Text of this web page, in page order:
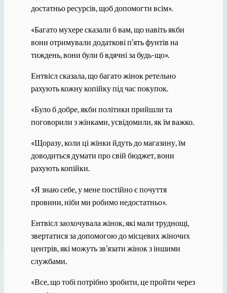
достатньо ресурсів, щоб допомогти всім».
«Багато мухере сказали б вам, що навіть якби
вони отримували додаткові п’ять фунтів на
тиждень, вони були б вдячні за будь-що».
Ентвісл сказала, що багато жінок ретельно
рахують кожну копійку під час покупок.
«Було б добре, якби політики прийшли та
поговорили з жінками, усвідомили, як їм важко.
«Щоразу, коли ці жінки йдуть до магазину, їм
доводиться думати про свій бюджет, вони
рахують копійки.
«Я знаю себе, у мене постійно є почуття
провини, ніби ми робимо недостатньо».
Ентвісл заохочувала жінок, які мали труднощі,
звертатися за допомогою до місцевих жіночих
центрів, які можуть зв’язати жінок з іншими
службами.
«Все, що тобі потрібно зробити, це пройти через